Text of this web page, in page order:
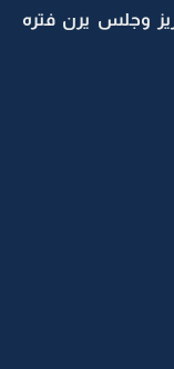
وجلس يرن فتره